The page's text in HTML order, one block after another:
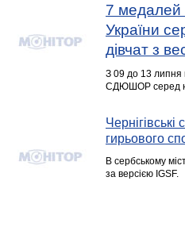
7 медалей
України
дівчат з
З 09 до 13 липня
СДЮШОР серед
гирьового
В сербському
за версією IGSF.